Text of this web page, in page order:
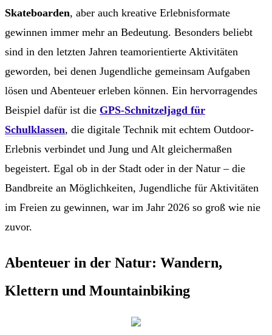
Skateboarden, aber auch kreative Erlebnisformate
gewinnen immer mehr an Bedeutung. Besonders beliebt
sind in den letzten Jahren teamorientierte Aktivitäten
geworden, bei denen Jugendliche gemeinsam Aufgaben
lösen und Abenteuer erleben können. Ein hervorragendes
Beispiel dafür ist die GPS-Schnitzeljagd für
Schulklassen, die digitale Technik mit echtem Outdoor-
Erlebnis verbindet und Jung und Alt gleichermaßen
begeistert. Egal ob in der Stadt oder in der Natur – die
Bandbreite an Möglichkeiten, Jugendliche für Aktivitäten
im Freien zu gewinnen, war im Jahr 2026 so groß wie nie
zuvor.
Abenteuer in der Natur: Wandern,
Klettern und Mountainbiking